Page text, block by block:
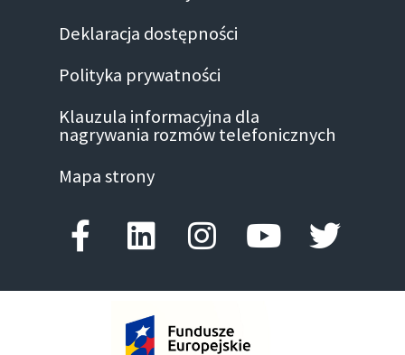
Deklaracja dostępności
Polityka prywatności
Klauzula informacyjna dla
nagrywania rozmów telefonicznych
Mapa strony
Facebook-f
LinkedinInstagram
Youtube